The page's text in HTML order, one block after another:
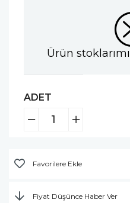
Ürün
ADET
Favorilere Ekle
Fiyat Düşünce Haber Ver